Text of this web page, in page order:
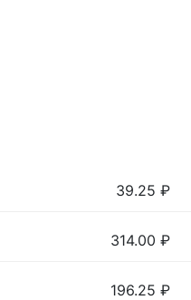
39.25 ₽
314.00 ₽
196.25 ₽